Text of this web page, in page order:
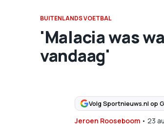
BUITENLANDS VOETBAL
'Malacia was
vandaag'
Volg Sportnieuws.nl op
Jeroen Rooseboom• 23